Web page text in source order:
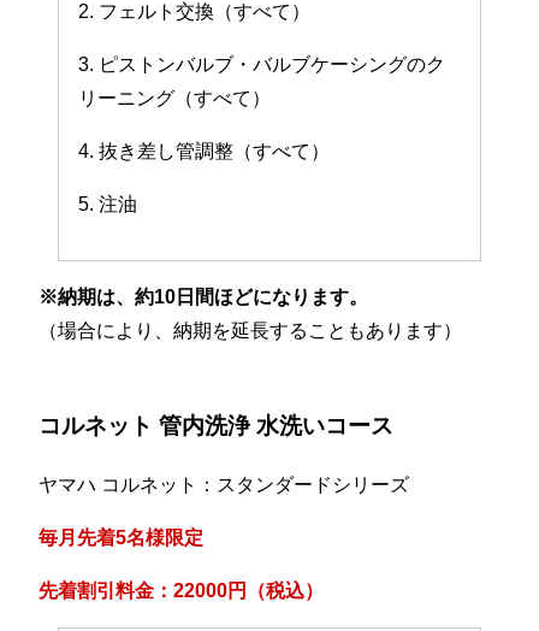
2. フェルト交換（すべて）
3. ピストンバルブ・バルブケーシングのク
リーニング（すべて）
4. 抜き差し管調整（すべて）
5. 注油
※納期は、約10日間ほどになります。
（場合により、納期を延長することもあります）
コルネット 管内洗浄 水洗いコース
ヤマハ コルネット：スタンダードシリーズ
毎月先着5名様限定
先着割引料金：22000円（税込）